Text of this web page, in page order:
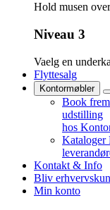
Hold musen
Niveau 3
Vaelg en
Flyttesalg
Kontormøbler
Book
udstilling
hos
Kataloger
Kontakt & Info
Bliv
Min konto